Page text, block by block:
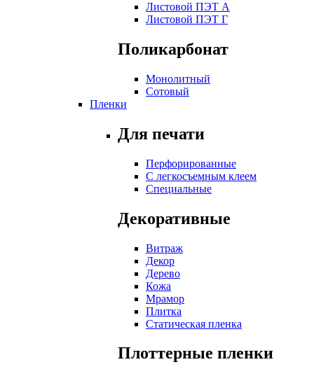
Листовой ПЭТ А
Листовой ПЭТ Г
Поликарбонат
Монолитный
Сотовый
Пленки
Для печати
Перфорированные
С легкосъемным клеем
Специальные
Декоративные
Витраж
Декор
Дерево
Кожа
Мрамор
Плитка
Статическая пленка
Плоттерные пленки